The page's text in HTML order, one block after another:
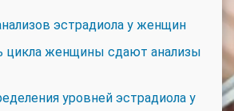
эстрадиола у женщин
цикла женщины сдают анализы
уровней эстрадиола у